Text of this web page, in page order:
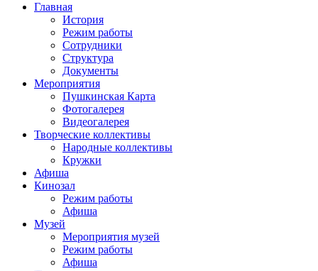
Главная
История
Режим работы
Сотрудники
Структура
Документы
Мероприятия
Пушкинская Карта
Фотогалерея
Видеогалерея
Творческие коллективы
Народные коллективы
Кружки
Афиша
Кинозал
Режим работы
Афиша
Музей
Мероприятия музей
Режим работы
Афиша